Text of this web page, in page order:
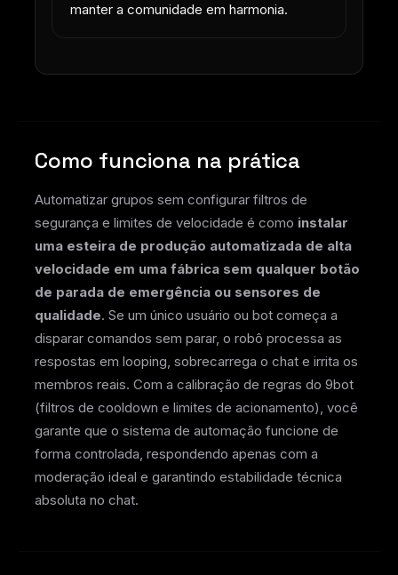
manter a comunidade em harmonia.
Como funciona na prática
Automatizar grupos sem configurar filtros de
segurança e limites de velocidade é como instalar
uma esteira de produção automatizada de alta
velocidade em uma fábrica sem qualquer botão
de parada de emergência ou sensores de
qualidade. Se um único usuário ou bot começa a
disparar comandos sem parar, o robô processa as
respostas em looping, sobrecarrega o chat e irrita os
membros reais. Com a calibração de regras do 9bot
(filtros de cooldown e limites de acionamento), você
garante que o sistema de automação funcione de
forma controlada, respondendo apenas com a
moderação ideal e garantindo estabilidade técnica
absoluta no chat.